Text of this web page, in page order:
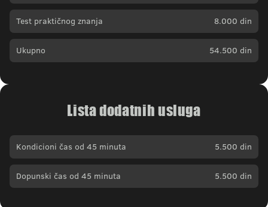
Test praktičnog znanja 8.000 din
Ukupno 54.500 din
Lista dodatnih usluga
Kondicioni čas od 45 minuta 5.500 din
Dopunski čas od 45 minuta 5.500 din